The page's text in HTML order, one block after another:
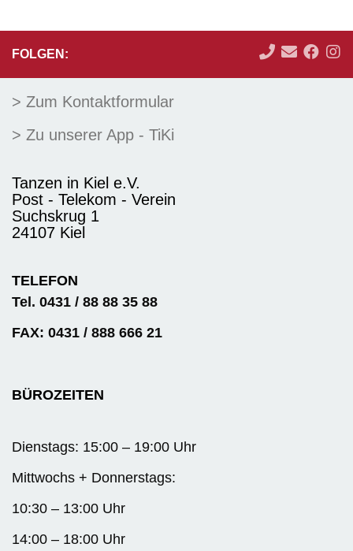
FOLGEN:
> Zum Kontaktformular
> Zu unserer App - TiKi
Tanzen in Kiel e.V.
Post - Telekom - Verein
Suchskrug 1
24107 Kiel
TELEFON
Tel. 0431 / 88 88 35 88
FAX: 0431 / 888 666 21
BÜROZEITEN
Dienstags: 15:00 – 19:00 Uhr
Mittwochs + Donnerstags:
10:30 – 13:00 Uhr
14:00 – 18:00 Uhr